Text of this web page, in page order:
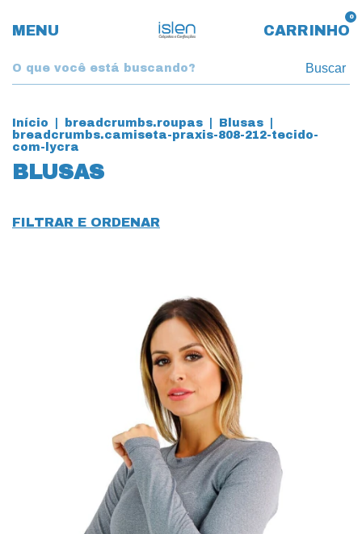
MENU CARRINHO
0
Buscar
Início breadcrumbs.roupas Blusas
breadcrumbs.camiseta-praxis-808-212-tecido-
com-lycra
BLUSAS
FILTRAR E ORDENAR